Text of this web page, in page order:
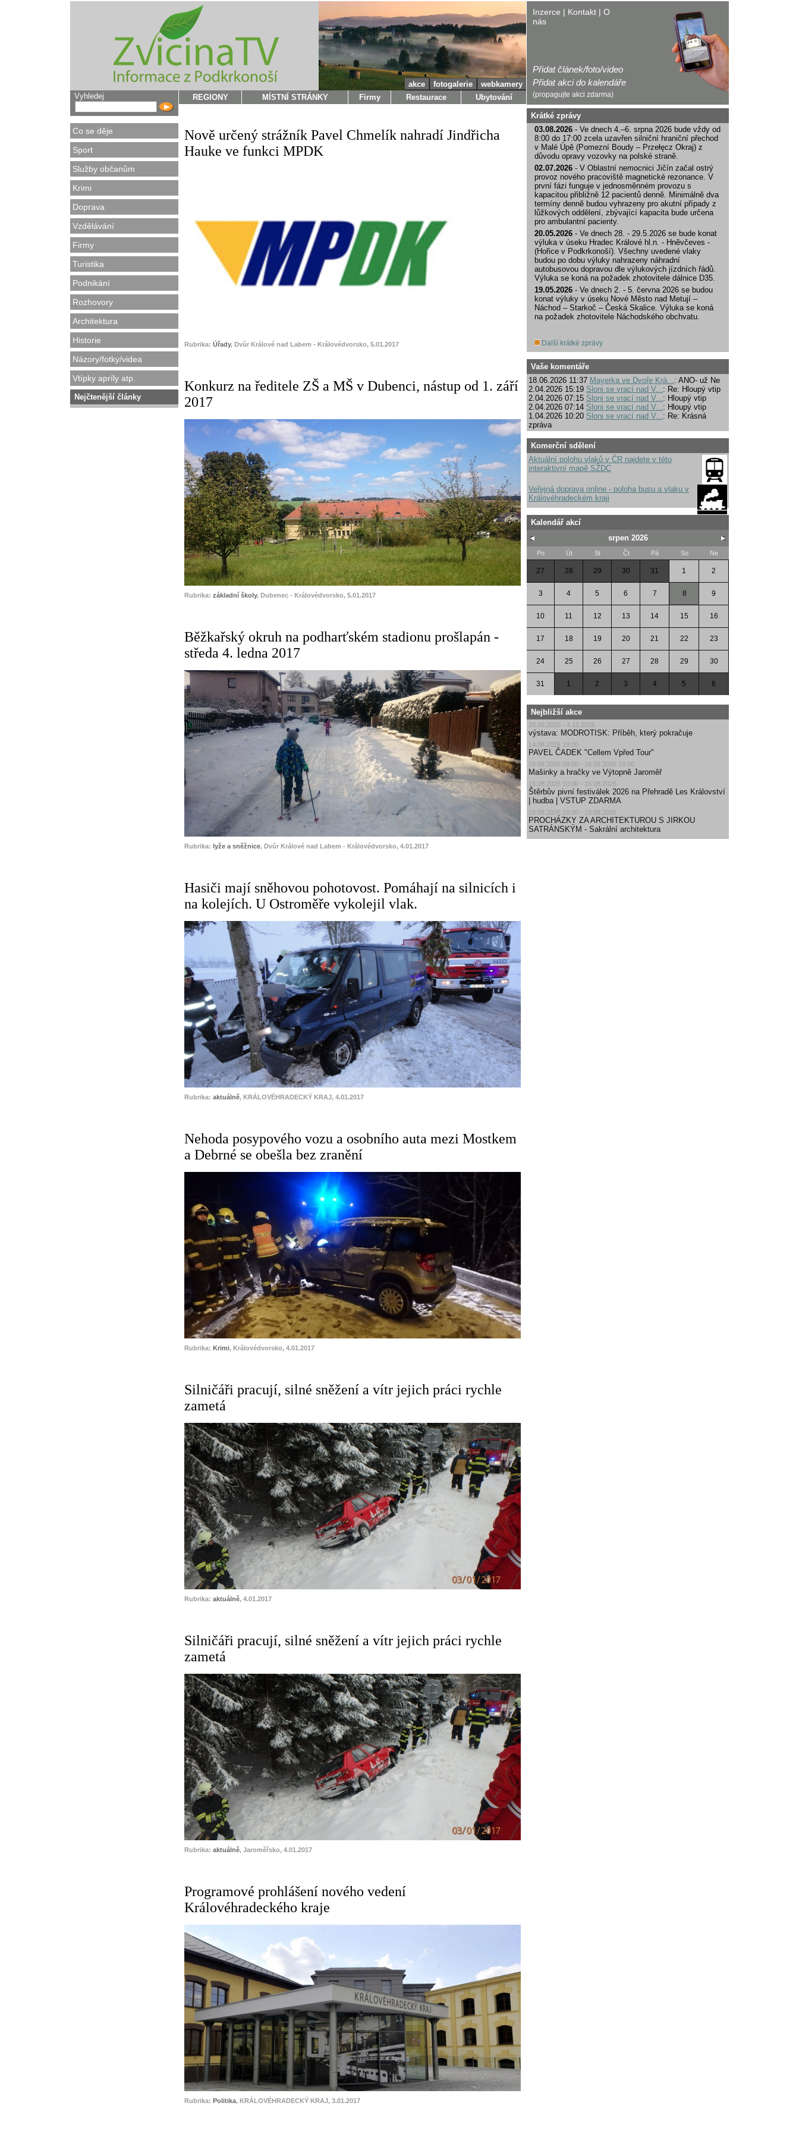
Vyhledej
Co se děje
Sport
Služby občanům
Krimi
Doprava
Vzdělávání
Firmy
Turistika
Podnikání
Rozhovory
Architektura
Historie
Názory/fotky/videa
Vtípky apríly atp.
Nejčtenější články
Inzerce | Kontakt | O
nás
Přidat článek/foto/video
Přidat akci do kalendáře
(propagujte akci zdarma)
akce fotogalerie
webkamery
REGIONY
MÍSTNÍ STRÁNKY Firmy Restaurace Ubytování
Nově určený strážník Pavel Chmelík nahradí Jindřicha
Hauke ve funkci MPDK
Rubrika: Úřady, Dvůr Králové nad Labem - Královédvorsko, 5.01.2017
Konkurz na ředitele ZŠ a MŠ v Dubenci, nástup od 1. září
2017
Rubrika: základní školy, Dubenec - Královédvorsko, 5.01.2017
Běžkařský okruh na podharťském stadionu prošlapán -
středa 4. ledna 2017
Rubrika: lyže a sněžnice, Dvůr Králové nad Labem - Královédvorsko, 4.01.2017
Hasiči mají sněhovou pohotovost. Pomáhají na silnicích i
na kolejích. U Ostroměře vykolejil vlak.
Rubrika: aktuálně, KRÁLOVÉHRADECKÝ KRAJ, 4.01.2017
Nehoda posypového vozu a osobního auta mezi Mostkem
a Debrné se obešla bez zranění
Rubrika: Krimi, Královédvorsko, 4.01.2017
Silničáři pracují, silné sněžení a vítr jejich práci rychle
zametá
Rubrika: aktuálně, 4.01.2017
Silničáři pracují, silné sněžení a vítr jejich práci rychle
zametá
Rubrika: aktuálně, Jaroměřsko, 4.01.2017
Programové prohlášení nového vedení
Královéhradeckého kraje
Rubrika: Politika, KRÁLOVÉHRADECKÝ KRAJ, 3.01.2017
Krátké zprávy
03.08.2026 - Ve dnech 4.–6. srpna 2026 bude vždy od
8:00 do 17:00 zcela uzavřen silniční hraniční přechod
v Malé Úpě (Pomezní Boudy – Przełęcz Okraj) z
důvodu opravy vozovky na polské straně.
02.07.2026 - V Oblastní nemocnici Jičín začal ostrý
provoz nového pracoviště magnetické rezonance. V
první fázi funguje v jednosměnném provozu s
kapacitou přibližně 12 pacientů denně. Minimálně dva
termíny denně budou vyhrazeny pro akutní případy z
lůžkových oddělení, zbývající kapacita bude určena
pro ambulantní pacienty.
20.05.2026 - Ve dnech 28. - 29.5.2026 se bude konat
výluka v úseku Hradec Králové hl.n. - Hněvčeves -
(Hořice v Podkrkonoší). Všechny uvedené vlaky
budou po dobu výluky nahrazeny náhradní
autobusovou dopravou dle výlukových jízdních řádů.
Výluka se koná na požadek zhotovitele dálnice D35.
19.05.2026 - Ve dnech 2. - 5. června 2026 se budou
konat výluky v úseku Nové Město nad Metují –
Náchod – Starkoč – Česká Skalice. Výluka se koná
na požadek zhotovitele Náchodského obchvatu.
Další krátké zprávy
Vaše komentáře
18.06.2026 11:37 Mayerka ve Dvoře Krá...: ANO- už Ne
2.04.2026 15:19 Sloni se vrací nad V...: Re: Hloupý vtip
2.04.2026 07:15 Sloni se vrací nad V...: Hloupý vtip
2.04.2026 07:14 Sloni se vrací nad V...: Hloupý vtip
1.04.2026 10:20 Sloni se vrací nad V...: Re: Krásná
zpráva
Komerční sdělení
Aktuální polohu vlaků v ČR najdete v této
interaktivní mapě SŽDC
Veřejná doprava online - poloha busu a vlaku v
Královéhradeckém kraji
Kalendář akcí
srpen 2026
Po Út St Čt Pá So Ne
27 28 29 30 31 1 2
3 4 5 6 7 8 9
10 11 12 13 14 15 16
17 18 19 20 21 22 23
24 25 26 27 28 29 30
31 1 2 3 4 5 6
Nejbližší akce
20.06.2026 - 4.10.2026
výstava: MODROTISK: Příběh, který pokračuje
14.08.2026 19:00
PAVEL ČADEK "Cellem Vpřed Tour"
15.08.2026 09:00 - 16.08.2026 16:00
Mašinky a hračky ve Výtopně Jaroměř
15.08.2026 10:00 - 15.08.2026
Štěrbův pivní festiválek 2026 na Přehradě Les Království
| hudba | VSTUP ZDARMA
15.08.2026 10:00 - 15.08.2026
PROCHÁZKY ZA ARCHITEKTUROU S JIRKOU
SATRÁNSKÝM - Sakrální architektura